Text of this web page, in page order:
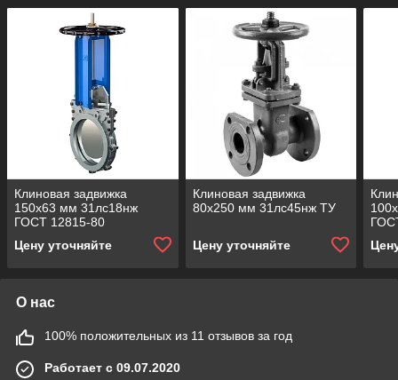
Клиновая задвижка
150x63 мм 31лс18нж
ГОСТ 12815-80
Цену уточняйте
Клиновая задвижка
80x250 мм 31лс45нж ТУ
Цену уточняйте
О нас
100% положительных из 11 отзывов за год
Работает с 09.07.2020